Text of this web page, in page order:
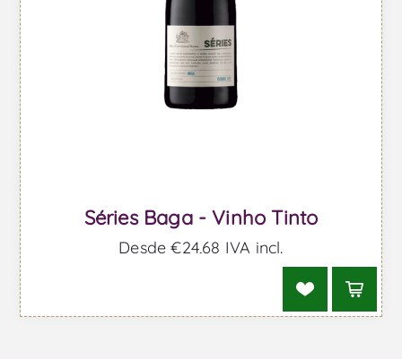
Séries Baga - Vinho Tinto
Desde €24,68 IVA incl.